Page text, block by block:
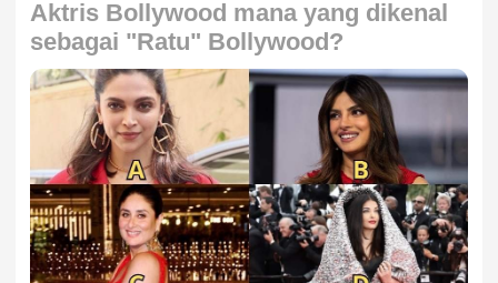
Aktris Bollywood mana yang dikenal
sebagai "Ratu" Bollywood?